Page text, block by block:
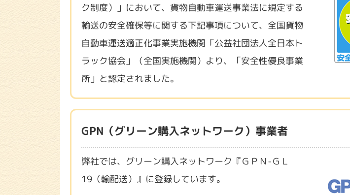
ク制度）」において、貨物自動車運送事業法に規定する
輸送の安全確保等に関する下記事項について、全国貨物
自動車運送適正化事業実施機関「公益社団法人全日本ト
ラック協会」（全国実施機関）より、「安全性優良事業
所」と認定されました。
GPN（グリーン購入ネットワーク）事業者
弊社では、グリーン購入ネットワーク『ＧＰＮ-ＧＬ
19（輸配送）』に登録しています。